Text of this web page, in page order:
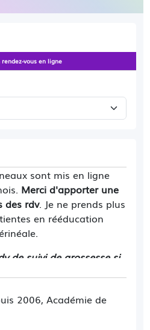
sont mis en ligne
Merci d'apporter une
des rdv. Je ne prends plus
en rééducation
de suivi de grossesse si
disponible, veuillez me
contact par mail :
2006, Académie de
rendez-vous en ligne